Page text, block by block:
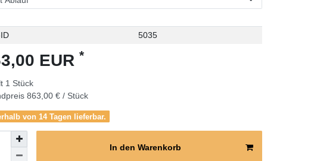
5035
EUR *
1 Stück
863,00 € / Stück
von 14 Tagen lieferbar.
In den Warenkorb